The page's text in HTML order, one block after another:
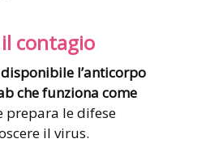
contagio
l’anticorpo
che funziona come
prepara le difese
il virus.